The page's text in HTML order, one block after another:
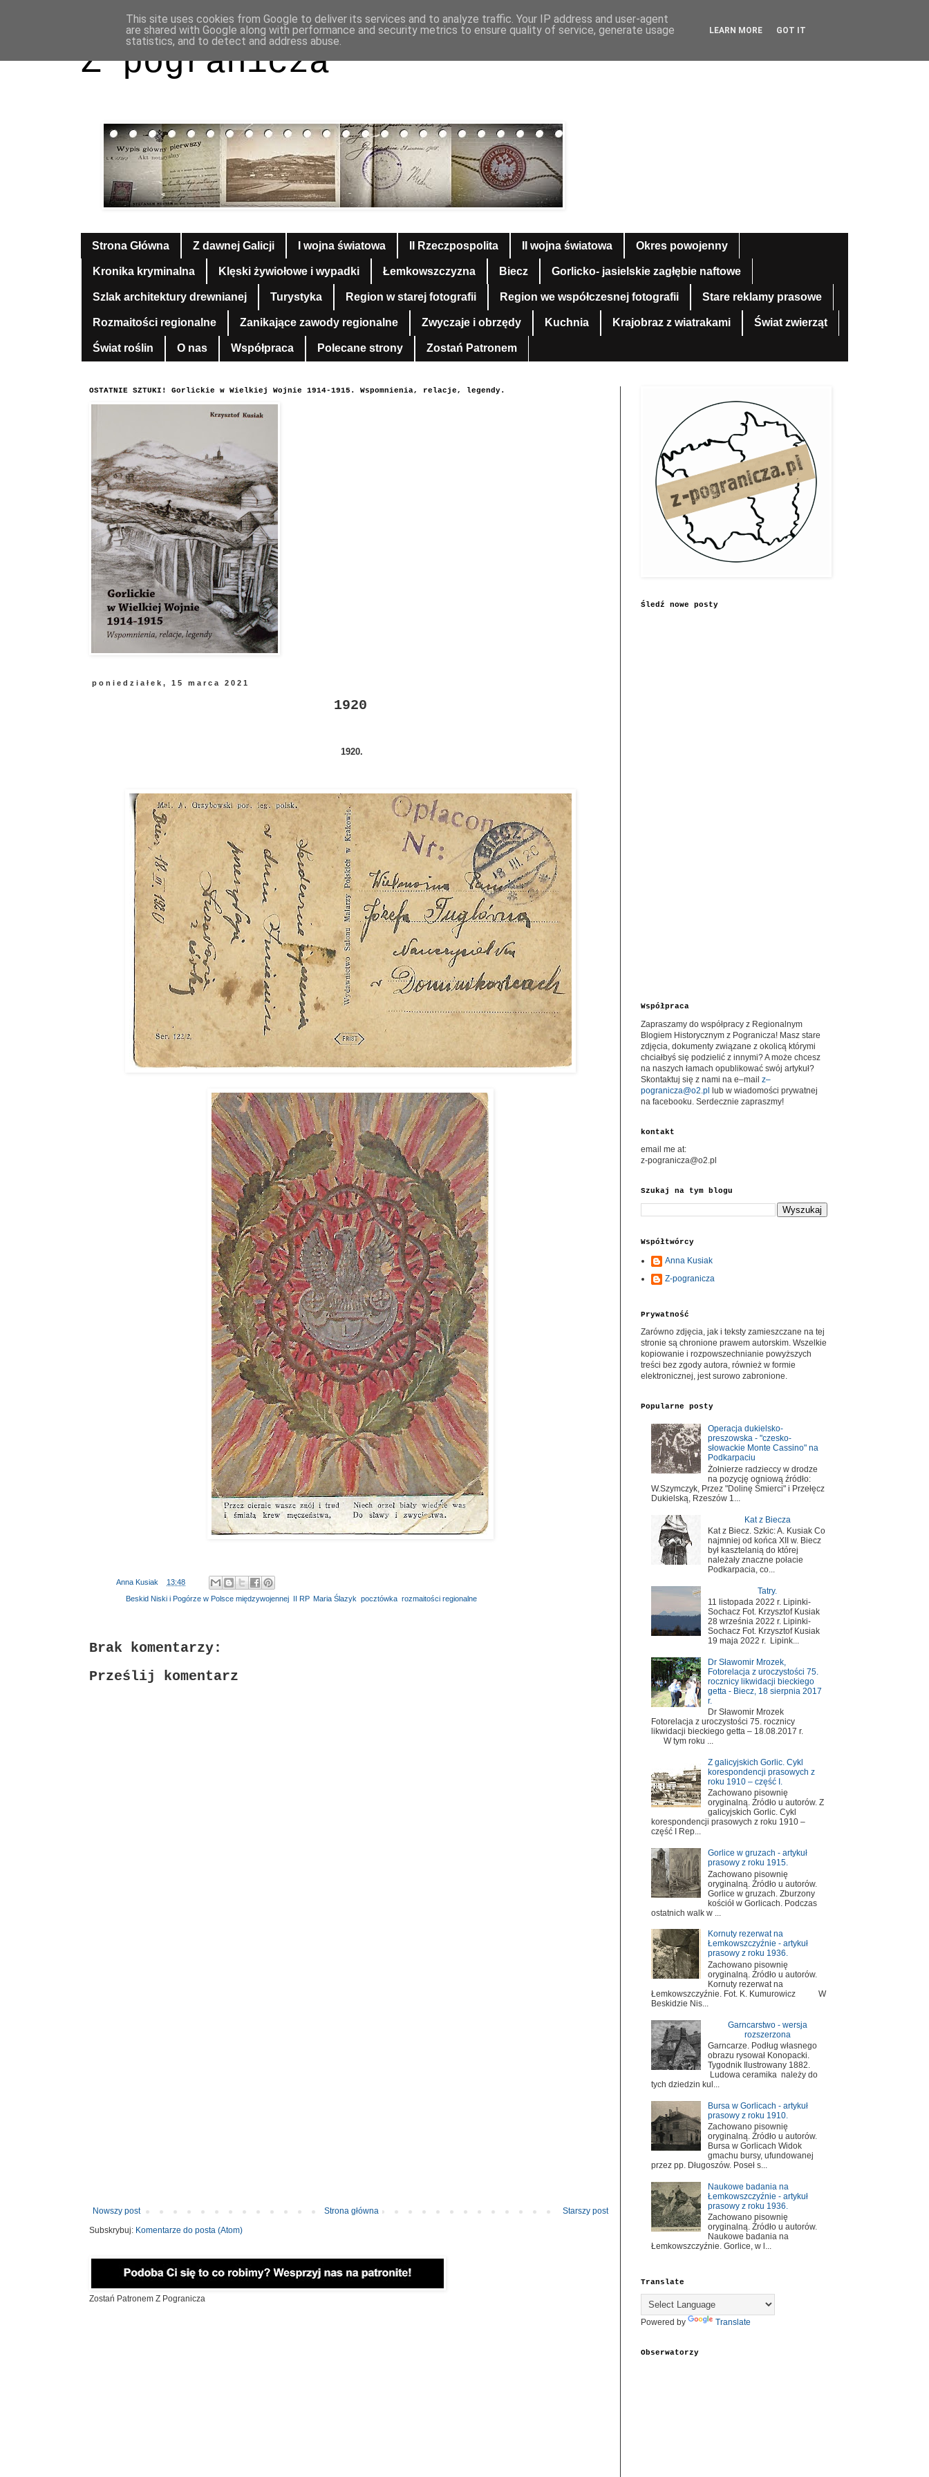
Z pogranicza
Strona Główna Z dawnej Galicji I wojna światowa II Rzeczpospolita II wojna światowa Okres powojenny
Kronika kryminalna Klęski żywiołowe i wypadki Łemkowszczyzna Biecz Gorlicko- jasielskie zagłębie naftowe
Szlak architektury drewnianej Turystyka Region w starej fotografii Region we współczesnej fotografii Stare reklamy prasowe
Rozmaitości regionalne Zanikające zawody regionalne Zwyczaje i obrzędy Kuchnia Krajobraz z wiatrakami Świat zwierząt
Świat roślin O nas Współpraca Polecane strony Zostań Patronem
OSTATNIE SZTUKI! Gorlickie w Wielkiej Wojnie 1914-1915. Wspomnienia, relacje, legendy.
poniedziałek, 15 marca 2021
1920
1920.
Anna Kusiak 13:48
Beskid Niski i Pogórze w Polsce międzywojennej II RP, Maria Ślazyk pocztówka rozmaitości regionalne
Brak komentarzy:
Prześlij komentarz
Nowszy post Starszy post
Strona główna
Subskrybuj: Komentarze do posta (Atom)
Zostań Patronem Z Pogranicza
Śledź nowe posty
Współpraca
Zapraszamy do współpracy z Regionalnym
Blogiem Historycznym z Pogranicza! Masz stare
zdjęcia, dokumenty związane z okolicą którymi
chciałbyś się podzielić z innymi? A może chcesz
na naszych łamach opublikować swój artykuł?
Skontaktuj się z nami na e–mail z–
pogranicza@o2.pl
lub w wiadomości prywatnej
na facebooku. Serdecznie zapraszmy!
kontakt
email me at:
z-pogranicza@o2.pl
Szukaj na tym blogu
Współtwórcy
Anna Kusiak
Z-pogranicza
Prywatność
Zarówno zdjęcia, jak i teksty zamieszczane na tej
stronie są chronione prawem autorskim. Wszelkie
kopiowanie i rozpowszechnianie powyższych
treści bez zgody autora, również w formie
elektronicznej, jest surowo zabronione.
Popularne posty
Operacja dukielsko-
preszowska - "czesko-
słowackie Monte Cassino" na
Podkarpaciu
Żołnierze radzieccy w drodze
na pozycję ogniową źródło:
W.Szymczyk, Przez "Dolinę Śmierci" i Przełęcz
Dukielską, Rzeszów 1...
Kat z Biecza
Kat z Biecz. Szkic: A. Kusiak Co
najmniej od końca XII w. Biecz
był kasztelanią do której
należały znaczne połacie
Podkarpacia, co...
Tatry.
11 listopada 2022 r. Lipinki-
Sochacz Fot. Krzysztof Kusiak
28 września 2022 r. Lipinki-
Sochacz Fot. Krzysztof Kusiak
19 maja 2022 r. Lipink...
Dr Sławomir Mrozek,
Fotorelacja z uroczystości 75.
rocznicy likwidacji bieckiego
getta - Biecz, 18 sierpnia 2017
r.
Dr Sławomir Mrozek
Fotorelacja z uroczystości 75. rocznicy
likwidacji bieckiego getta – 18.08.2017 r.
W tym roku ...
Z galicyjskich Gorlic. Cykl
korespondencji prasowych z
roku 1910 – część I.
Zachowano pisownię
oryginalną. Źródło u autorów. Z
galicyjskich Gorlic. Cykl
korespondencji prasowych z roku 1910 –
część I Rep...
Gorlice w gruzach - artykuł
prasowy z roku 1915.
Zachowano pisownię
oryginalną. Źródło u autorów.
Gorlice w gruzach. Zburzony
kościół w Gorlicach. Podczas
ostatnich walk w ...
Kornuty rezerwat na
Łemkowszczyźnie - artykuł
prasowy z roku 1936.
Zachowano pisownię
oryginalną. Źródło u autorów.
Kornuty rezerwat na
Łemkowszczyźnie. Fot. K. Kumurowicz W
Beskidzie Nis...
Garncarstwo - wersja
rozszerzona
Garncarze. Podług własnego
obrazu rysował Konopacki.
Tygodnik Ilustrowany 1882.
Ludowa ceramika należy do
tych dziedzin kul...
Bursa w Gorlicach - artykuł
prasowy z roku 1910.
Zachowano pisownię
oryginalną. Źródło u autorów.
Bursa w Gorlicach Widok
gmachu bursy, ufundowanej
przez pp. Długoszów. Poseł s...
Naukowe badania na
Łemkowszczyźnie - artykuł
prasowy z roku 1936.
Zachowano pisownię
oryginalną. Źródło u autorów.
Naukowe badania na
Łemkowszczyźnie. Gorlice, w l...
Translate
Powered by Translate
Obserwatorzy
This site uses cookies from Google to deliver its services and to analyze traffic. Your IP address and user-agent
are shared with Google along with performance and security metrics to ensure quality of service, generate usage
statistics, and to detect and address abuse.
LEARN MORE GOT IT